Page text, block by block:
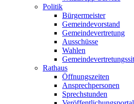
Politik
Bürgermeister
Gemeindevorstand
Gemeindevertretung
Ausschüsse
Wahlen
Rathaus
Öffnungszeiten
Ansprechpersonen
Sprechstunden